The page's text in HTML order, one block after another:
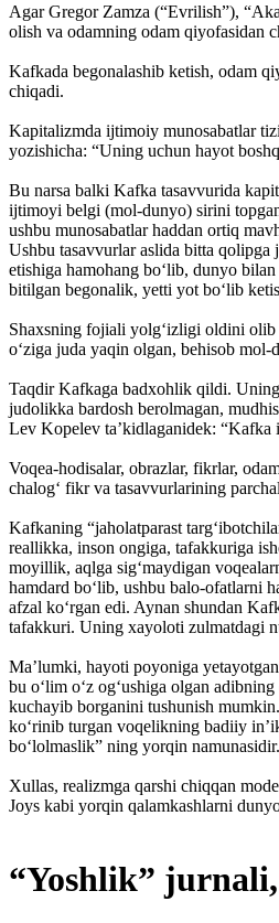
Agar Gregor Zamza (“Evrilish”),
olish va odamning odam qiyofasidan
Kafkada begonalashib ketish, odam
chiqadi.
Kapitalizmda ijtimoiy munosabatlar
yozishicha: “Uning uchun hayot
Bu narsa balki Kafka tasavvurida
ijtimoyi belgi (mol-dunyo) sirini
ushbu munosabatlar haddan ortiq
Ushbu tasavvurlar aslida bitta
etishiga hamohang bo‘lib, dunyo
bitilgan begonalik, yetti yot bo‘lib
Shaxsning fojiali yolg‘izligi oldini olib
o‘ziga juda yaqin olgan, behisob mol-
Taqdir Kafkaga badxohlik qildi.
judolikka bardosh berolmagan,
Lev Kopelev ta’kidlaganidek: “Kafka
Voqea-hodisalar, obrazlar, fikrlar,
chalog‘ fikr va tasavvurlarining
Kafkaning “jaholatparast
reallikka, inson ongiga, tafak­kuriga
moyillik, aqlga sig‘­­maydigan
hamdard bo‘lib, ushbu balo-ofatlarni
afzal ko‘rgan edi. Aynan shundan
tafakkuri. Uning xayoloti zulmatdagi
Ma’lumki, hayoti poyoniga
bu o‘lim o‘z og‘ushiga olgan
kuchayib borganini tushunish
ko‘rinib turgan voqelikning badiiy
bo‘lolmaslik” ning yorqin namunasidir.
Xullas, realizmga qarshi chiqqan
Joys kabi yorqin qalamkashlarni
“Yoshlik”